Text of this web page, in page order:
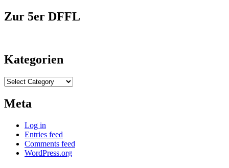
Zur 5er DFFL
Kategorien
Kategorien
Meta
Log in
Entries feed
Comments feed
WordPress.org